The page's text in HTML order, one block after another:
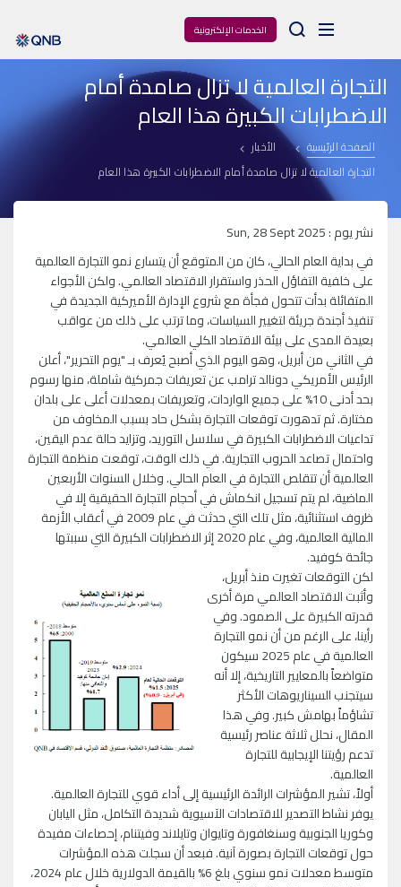
الخدمات الإلكترونية Arama
التجارة العالمية لا تزال صامدة أمام
الاضطرابات الكبيرة هذا العام
الصفحة الرئيسية
الأخبار
التجارة العالمية لا تزال صامدة أمام الاضطرابات الكبيرة هذا العام
نشر يوم : Sun, 28 Sept 2025
في بداية العام الحالي، كان من المتوقع أن يتسارع نمو التجارة العالمية
على خلفية التفاؤل الحذر واستقرار الاقتصاد العالمي. ولكن الأجواء
المتفائلة بدأت تتحول فجأة مع شروع الإدارة الأميركية الجديدة في
تنفيذ أجندة جريئة لتغيير السياسات، وما ترتب على ذلك من عواقب
بعيدة المدى على بيئة الاقتصاد الكلي العالمي.
في الثاني من أبريل، وهو اليوم الذي أصبح يُعرف بـ "يوم التحرير"، أعلن
الرئيس الأمريكي دونالد ترامب عن تعريفات جمركية شاملة، منها رسوم
بحد أدنى 10% على جميع الواردات، وتعريفات بمعدلات أعلى على بلدان
مختارة. ثم تدهورت توقعات التجارة بشكل حاد بسبب المخاوف من
تداعيات الاضطرابات الكبيرة في سلاسل التوريد، وتزايد حالة عدم اليقين،
واحتمال تصاعد الحروب التجارية. في ذلك الوقت، توقعت منظمة التجارة
العالمية أن تتقلص التجارة في العام الحالي. وخلال السنوات الأربعين
الماضية، لم يتم تسجيل انكماش في أحجام التجارة الحقيقية إلا في
ظروف استثنائية، مثل تلك التي حدثت في عام 2009 في أعقاب الأزمة
المالية العالمية، وفي عام 2020 إثر الاضطرابات الكبيرة التي سببتها
جائحة كوفيد.
لكن التوقعات تغيرت منذ أبريل،
وأثبت الاقتصاد العالمي مرة أخرى
قدرته الكبيرة على الصمود. وفي
رأينا، على الرغم من أن نمو التجارة
العالمية في عام 2025 سيكون
متواضعاً بالمعايير التاريخية، إلا أنه
سيتجنب السيناريوهات الأكثر
تشاؤماً بهامش كبير. وفي هذا
المقال، نحلل ثلاثة عناصر رئيسية
تدعم رؤيتنا الإيجابية للتجارة
العالمية.
أولاً، تشير المؤشرات الرائدة الرئيسية إلى أداء قوي للتجارة العالمية.
يوفر نشاط التصدير للاقتصادات الآسيوية شديدة التكامل، مثل اليابان
وكوريا الجنوبية وسنغافورة وتايوان وتايلاند وفيتنام، إحصاءات مفيدة
حول توقعات التجارة بصورة آنية. فبعد أن سجلت هذه المؤشرات
متوسط معدلات نمو سنوي بلغ 6% بالقيمة الدولارية خلال عام 2024،